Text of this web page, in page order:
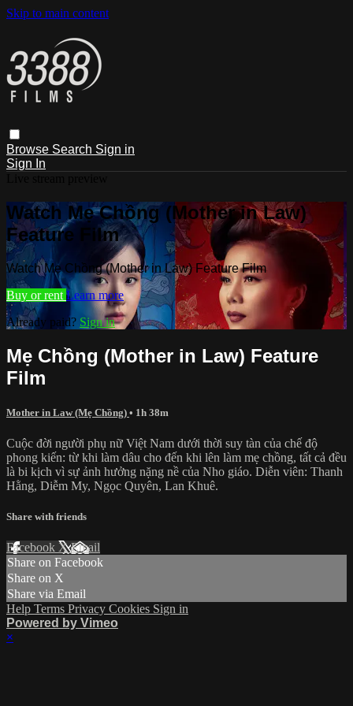
Skip to main content
Browse Search Sign in
Sign In
Watch Mẹ Chồng (Mother in Law)
Feature Film
Watch Mẹ Chồng (Mother in Law) Feature Film
Buy or rent Learn more
Already paid? Sign in
Mẹ Chồng (Mother in Law) Feature
Film
Mother in Law (Mẹ Chồng) • 1h 38m
Cuộc đời người phụ nữ Việt Nam dưới thời suy tàn của chế độ
phong kiến: từ khi làm dâu cho đến khi lên làm mẹ chồng, tất cả đều
là bi kịch vì sự ảnh hưởng nặng nề của Nho giáo. Diễn viên: Thanh
Hằng, Diễm My, Ngọc Quyên, Lan Khuê.
Share with friends
Facebook XEmail
Share on Facebook
Share on X
Share via Email
Help Terms Privacy Cookies Sign in
Powered by Vimeo
×